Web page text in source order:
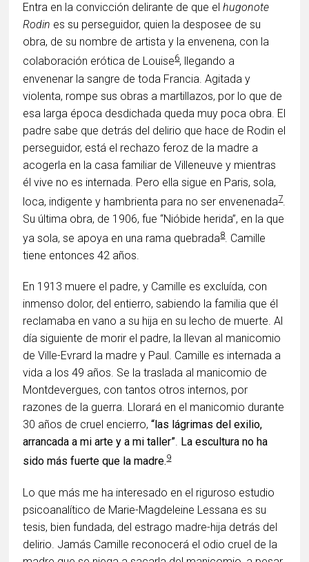
Entra en la convicción delirante de que elhugonote
Rodin es su perseguidor, quien la desposee de su
obra, de su nombre de artista y la envenena, con la
colaboración erótica de Louise6, llegando a
envenenar la sangre de toda Francia. Agitada y
violenta, rompe sus obras a martillazos, por lo que de
esa larga época desdichada queda muy poca obra. El
padre sabe que detrás del delirio que hace de Rodin el
perseguidor, está el rechazo feroz de la madre a
acogerla en la casa familiar de Villeneuve y mientras
él vive no es internada. Pero ella sigue en Paris, sola,
loca, indigente y hambrienta para no ser envenenada7.
Su última obra, de 1906, fue “Nióbide herida”, en la que
ya sola, se apoya en una rama quebrada8. Camille
tiene entonces 42 años.
En 1913 muere el padre, y Camille es excluída, con
inmenso dolor, del entierro, sabiendo la familia que él
reclamaba en vano a su hija en su lecho de muerte. Al
día siguiente de morir el padre, la llevan al manicomio
de Ville-Evrard la madre y Paul. Camille es internada a
vida a los 49 años. Se la traslada al manicomio de
Montdevergues, con tantos otros internos, por
razones de la guerra. Llorará en el manicomio durante
30 años de cruel encierro,“las lágrimas del exilio,
arrancada a mi arte y a mi taller”. La escultura no ha
sido más fuerte que la madre.9
Lo que más me ha interesado en el riguroso estudio
psicoanalítico de Marie-Magdeleine Lessana es su
tesis, bien fundada, del estrago madre-hija detrás del
delirio. Jamás Camille reconocerá el odio cruel de la